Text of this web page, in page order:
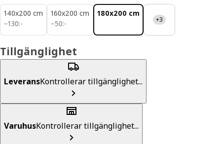
140x200 cm
−130:-
130:-
160x200 cm
−50:-
50:-
180x200 cm
+3
Tillgänglighet
LeveransKontrollerar tillgänglighet...
VaruhusKontrollerar tillgänglighet...